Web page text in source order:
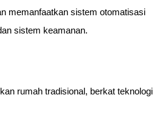
memanfaatkan sistem otomatisasi
sistem keamanan.
rumah tradisional, berkat teknologi